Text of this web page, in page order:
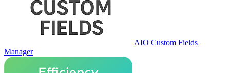
AIO Custom Fields
Manager